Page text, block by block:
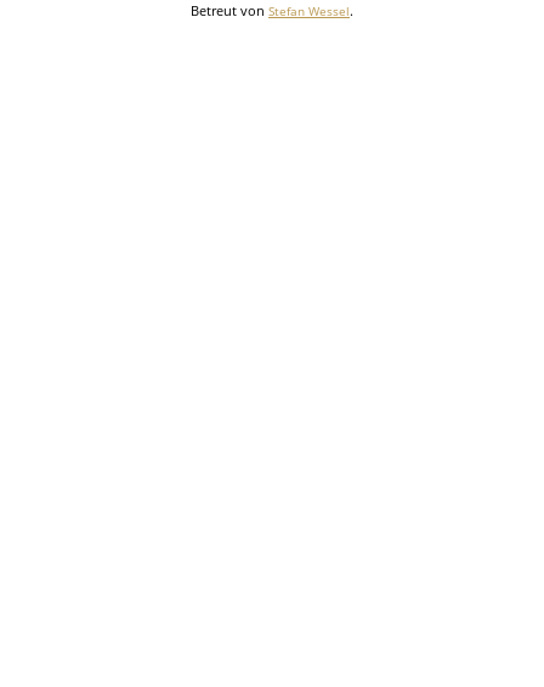
Betreut von Stefan Wessel.